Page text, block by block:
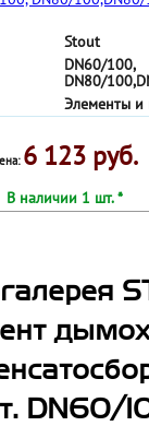
Stout
DN60/100,
DN80/
Элементы и
6 123 руб.
В наличии 1 шт. *
DN60/